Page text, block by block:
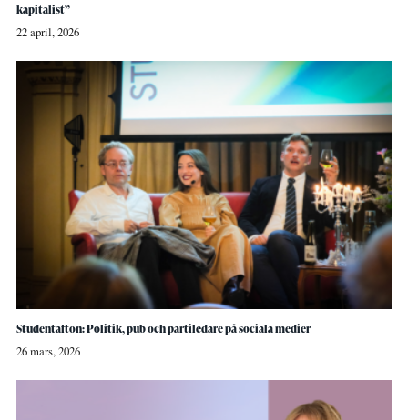
kapitalist”
22 april, 2026
Studentafton: Politik, pub och partiledare på sociala medier
26 mars, 2026